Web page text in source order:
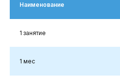
Наименование
1 занятие
1 мес